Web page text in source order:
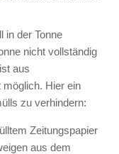
in der Tonne
nicht vollständig
aus
möglich. Hier ein
zu verhindern:
Zeitungspapier
aus dem